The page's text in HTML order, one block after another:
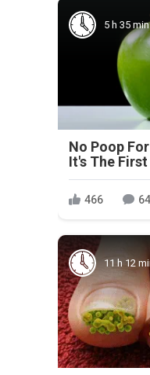
5 h 35 min
No Poop
It's The
466 64
11 h 12